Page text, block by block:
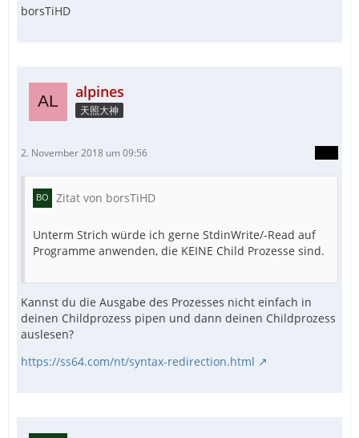
borsTiHD
alpines
天照大神
2. November 2018 um 09:56
Zitat von borsTiHD
Unterm Strich würde ich gerne StdinWrite/-Read auf
Programme anwenden, die KEINE Child Prozesse sind.
Kannst du die Ausgabe des Prozesses nicht einfach in
deinen Childprozess pipen und dann deinen Childprozess
auslesen?
https://ss64.com/nt/syntax-redirection.html